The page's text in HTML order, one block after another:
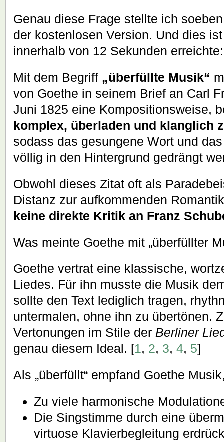
Genau diese Frage stellte ich
der kostenlosen Version. Und dies
innerhalb von 12 Sekunden erreichte:
Mit dem Begriff „überfüllte Musik“
von Goethe in seinem Brief an Carl
Juni 1825 eine Kompositionsweise,
komplex, überladen und klanglich
sodass das gesungene Wort und
völlig in den Hintergrund gedrängt
Obwohl dieses Zitat oft als
Distanz zur aufkommenden
keine direkte Kritik an Franz
Was meinte Goethe mit „überfüllter
Goethe vertrat eine klassische,
Liedes. Für ihn musste die Musik
sollte den Text lediglich tragen,
untermalen, ohne ihn zu übertönen.
Vertonungen im Stile der Berliner
genau diesem Ideal. [1, 2, 3, 4, 5]
Als „überfüllt“ empfand Goethe
Zu viele harmonische
Die Singstimme durch eine
virtuose Klavierbegleitung